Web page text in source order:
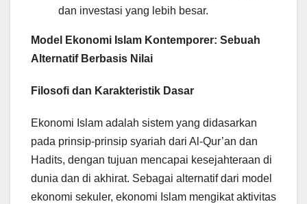
dan investasi yang lebih besar.
Model Ekonomi Islam Kontemporer: Sebuah
Alternatif Berbasis Nilai
Filosofi dan Karakteristik Dasar
Ekonomi Islam adalah sistem yang didasarkan
pada prinsip-prinsip syariah dari Al-Qur’an dan
Hadits, dengan tujuan mencapai kesejahteraan di
dunia dan di akhirat. Sebagai alternatif dari model
ekonomi sekuler, ekonomi Islam mengikat aktivitas